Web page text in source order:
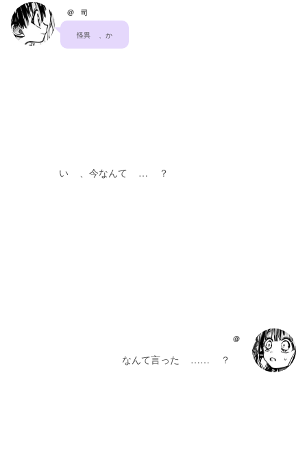
@ 司
怪異    、か
い    、今なんて    …    ？
@
    なんて言った    ……    ？